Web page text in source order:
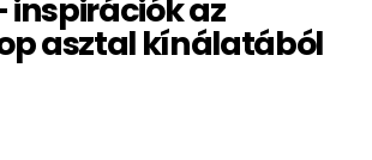
inspirációk az
asztal kínálatából